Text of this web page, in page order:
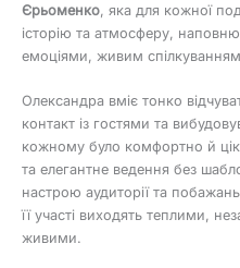
Єрьоменко, яка для кожної
історію та атмосферу,
емоціями, живим
Олександра вміє тонко
контакт із гостями та
кожному було комфортно й
та елегантне ведення без
настрою аудиторії та
її участі виходять теплими,
живими.